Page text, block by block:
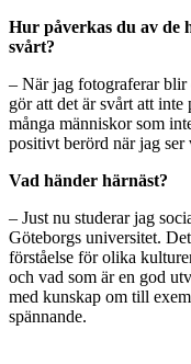
Hur påverkas du av de
svårt?
– När jag fotograferar
gör att det är svårt att
många människor som
positivt berörd när jag ser
Vad händer härnäst?
– Just nu studerar jag
Göteborgs universitet.
förståelse för olika
och vad som är en god
med kunskap om till
spännande.